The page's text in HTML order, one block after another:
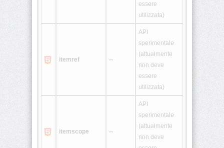
essere
utilizzata)
itemref --
API
sperimentale
(attualmente
non deve
essere
utilizzata)
itemscope --
API
sperimentale
(attualmente
non deve